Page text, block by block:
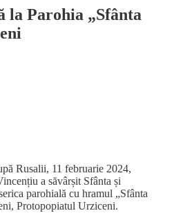
la Parohia „Sfânta
Rusalii, 11 februarie 2024,
a săvârșit Sfânta și
parohială cu hramul „Sfânta
Protopopiatul Urziceni.